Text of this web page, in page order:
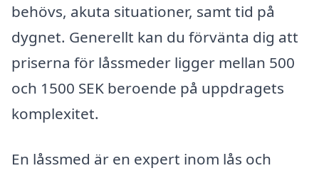
behövs, akuta situationer, samt tid på
dygnet. Generellt kan du förvänta dig att
priserna för låssmeder ligger mellan 500
och 1500 SEK beroende på uppdragets
komplexitet.
En låssmed är en expert inom lås och